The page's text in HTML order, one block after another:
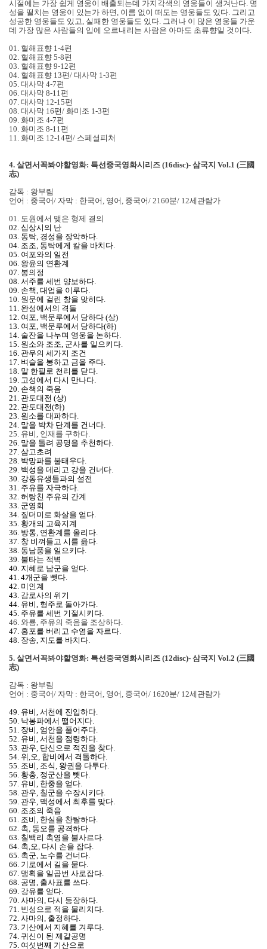
시절에는 가장 쉽게 영웅이 배출되는데 가지각색의 영웅들이 생겨난다. 명
성을 떨치는 영웅이 있는가 하면, 이름 없이 떠도는 영웅들도 있다. 그리고
성공한 영웅들도 있고, 실패한 영웅들도 있다. 그러나 이 많은 영웅들 가운
데 가장 많은 사람들의 입에 오르내리는 사람은 아마도 초류향일 것이다.
01. 혈해표향 1-4편
02. 혈해표향 5-8편
03. 혈해표향 9-12편
04. 혈해표향 13편/ 대사막 1-3편
05. 대사막 4-7편
06. 대사막 8-11편
07. 대사막 12-15편
08. 대사막 16편/ 화미조 1-3편
09. 화미조 4-7편
10. 화미조 8-11편
11. 화미조 12-14편/ 스페셜피처
4. 살면서꼭봐야할영화: 특선중국영화시리즈 (16disc)- 삼국지 Vol.1 (三國
志)
감독 : 왕부림
언어 : 중국어/ 자막 : 한국어, 영어, 중국어/ 2160분/ 12세관람가
01. 도원에서 맺은 형제 결의
02. 십상시의 난
03. 동탁, 경성을 장악하다.
04. 조조, 동탁에게 칼을 바치다.
05. 여포와의 일전
06. 왕윤의 연환계
07. 봉의정
08. 서주를 세번 양보하다.
09. 손책, 대업을 이루다.
10. 원문에 걸린 창을 맞히다.
11. 완성에서의 격돌
12. 여포, 백문루에서 당하다 (상)
13. 여포, 백문루에서 당하다(하)
14. 술잔을 나누며 영웅을 논하다.
15. 원소와 조조, 군사를 일으키다.
16. 관우의 세가지 조건
17. 벼슬을 봉하고 금을 주다.
18. 말 한필로 천리를 닫다.
19. 고성에서 다시 만나다.
20. 손책의 죽음
21. 관도대전 (상)
22. 관도대전(하)
23. 원소를 대파하다.
24. 말을 박차 단계를 건너다.
25. 유비, 인재를 구하다.
26. 말을 돌려 공명을 추천하다.
27. 삼고초려
28. 박망파를 불태우다.
29. 백성을 데리고 강을 건너다.
30. 강동유생들과의 설전
31. 주유를 자극하다.
32. 허탕친 주유의 간계
33. 군영회
34. 짚더미로 화살을 얻다.
35. 황개의 고육지계
36. 방통, 연환계를 올리다.
37. 창 비껴들고 시를 읊다.
38. 동남풍을 일으키다.
39. 불타는 적벽
40. 지혜로 남군을 얻다.
41. 4개군을 뺏다.
42. 미인계
43. 감로사의 위기
44. 유비, 형주로 돌아가다.
45. 주유를 세번 기절시키다.
46. 와룡, 주유의 죽음을 조상하다.
47. 홍포를 버리고 수염을 자르다.
48. 장송, 지도를 바치다.
5. 살면서꼭봐야할영화: 특선중국영화시리즈 (12disc)- 삼국지 Vol.2 (三國
志)
감독 : 왕부림
언어 : 중국어/ 자막 : 한국어, 영어, 중국어/ 1620분/ 12세관람가
49. 유비, 서천에 진입하다.
50. 낙봉파에서 떨어지다.
51. 장비, 엄안을 풀어주다.
52. 유비, 서천을 점령하다.
53. 관우, 단신으로 적진을 찾다.
54. 위,오, 합비에서 격돌하다.
55. 조비, 조식, 왕권을 다투다.
56. 황충, 정군산을 뺏다.
57. 유비, 한중을 얻다.
58. 관우, 칠군을 수장시키다.
59. 관우, 맥성에서 최후를 맞다.
60. 조조의 죽음
61. 조비, 한실을 찬탈하다.
62. 촉, 동오를 공격하다.
63. 칠백리 촉영을 불사르다.
64. 촉,오, 다시 손을 잡다.
65. 촉군, 노수를 건너다.
66. 기로에서 길을 묻다.
67. 맹획을 일곱번 사로잡다.
68. 공명, 출사표를 쓰다.
69. 강유를 얻다.
70. 사마의, 다시 등장하다.
71. 빈성으로 적을 물리치다.
72. 사마의, 출정하다.
73. 기산에서 지혜를 겨루다.
74. 귀신이 된 제갈공명
75. 여섯번째 기산으로